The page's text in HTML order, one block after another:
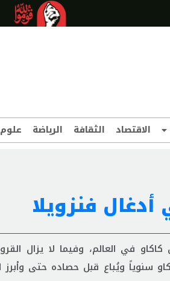
الاقتصاد الثقافة الرياضة
فنزويلا
في العالم، وفيما لا يزال
في صناعته ينتجون نحو 20 طنا من الكاكاو سنوياً ويُباع